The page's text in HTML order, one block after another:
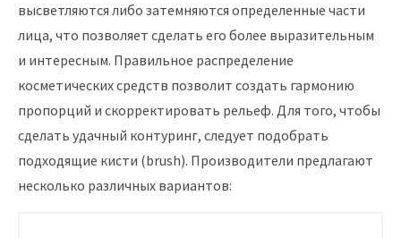
высветляются либо затемняются определенные части
лица, что позволяет сделать его более выразительным
и интересным. Правильное распределение
косметических средств позволит создать гармонию
пропорций и скорректировать рельеф. Для того, чтобы
сделать удачный контуринг, следует подобрать
подходящие кисти (brush). Производители предлагают
несколько различных вариантов: